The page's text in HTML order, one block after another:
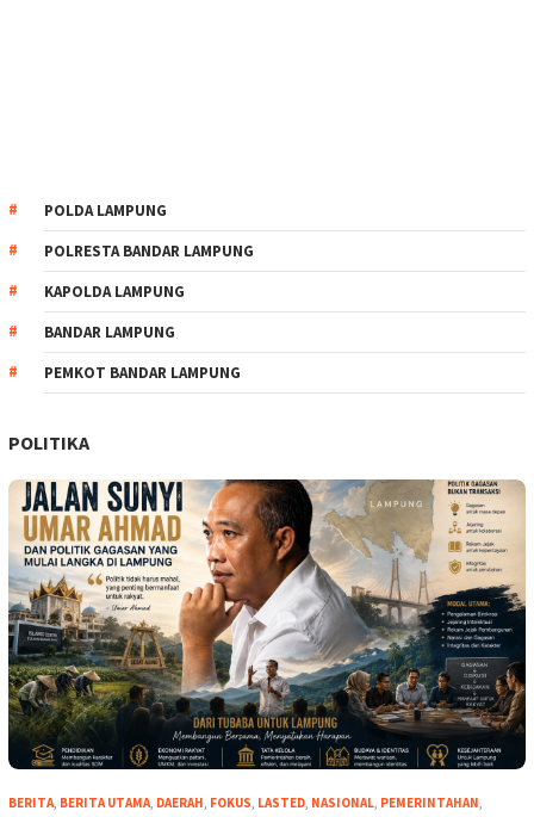
POLDA LAMPUNG
POLRESTA BANDAR LAMPUNG
KAPOLDA LAMPUNG
BANDAR LAMPUNG
PEMKOT BANDAR LAMPUNG
POLITIKA
BERITA BERITA UTAMA DAERAH FOKUS LASTED NASIONAL PEMERINTAHAN